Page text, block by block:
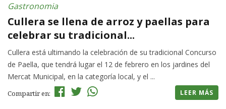
Gastronomia
Cullera se llena de arroz y paellas para
celebrar su tradicional...
Cullera está ultimando la celebración de su tradicional Concurso
de Paella, que tendrá lugar el 12 de febrero en los jardines del
Mercat Municipal, en la categoría local, y el ...
Compartir en: LEER MÁS